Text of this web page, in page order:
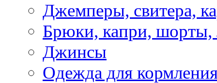
Джемперы, свитера,
Брюки, капри, шорты,
Джинсы
Одежда для